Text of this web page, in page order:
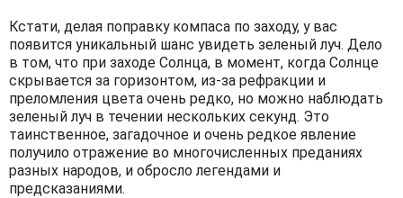
Кстати, делая поправку компаса по заходу, у вас
появится уникальный шанс увидеть зеленый луч. Дело
в том, что при заходе Солнца, в момент, когда Солнце
скрывается за горизонтом, из-за рефракции и
преломления цвета очень редко, но можно наблюдать
зеленый луч в течении нескольких секунд. Это
таинственное, загадочное и очень редкое явление
получило отражение во многочисленных преданиях
разных народов, и обросло легендами и
предсказаниями.